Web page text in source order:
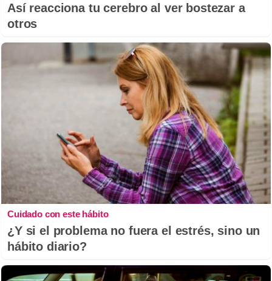
Así reacciona tu cerebro al ver bostezar a
otros
Cuidado con este hábito
¿Y si el problema no fuera el estrés, sino un
hábito diario?